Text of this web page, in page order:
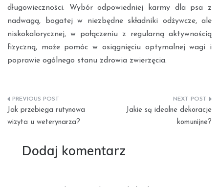
długowieczności. Wybór odpowiedniej karmy dla psa z
nadwagą, bogatej w niezbędne składniki odżywcze, ale
niskokalorycznej, w połączeniu z regularną aktywnością
fizyczną, może pomóc w osiągnięciu optymalnej wagi i
poprawie ogólnego stanu zdrowia zwierzęcia.
Nawigacja
wpisu
Jak przebiega rutynowa
wizyta u weterynarza?
Jakie są idealne dekoracje
komunijne?
Dodaj komentarz